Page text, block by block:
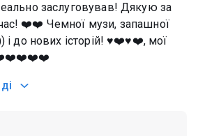
заслуговував! Дякую за
❤️❤️ Чемної музи, запашної
і до нових історій! ♥️❤️♥️❤️, мої